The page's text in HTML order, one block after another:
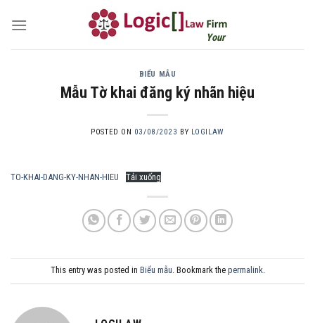
Your own attorney
BIỂU MẪU
Mẫu Tờ khai đăng ký nhãn hiệu
POSTED ON 03/08/2023 BY LOGILAW
TO-KHAI-DANG-KY-NHAN-HIEU Tải xuống
This entry was posted in Biểu mẫu. Bookmark the permalink.